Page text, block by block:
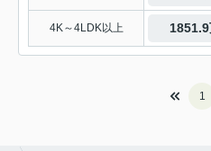
4K～4LDK以上
1